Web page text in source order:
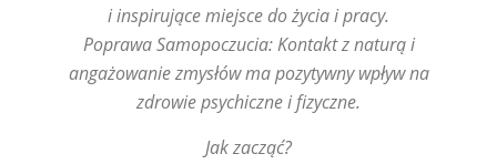
i inspirujące miejsce do życia i pracy.
Poprawa Samopoczucia: Kontakt z naturą i
angażowanie zmysłów ma pozytywny wpływ na
zdrowie psychiczne i fizyczne.
Jak zacząć?